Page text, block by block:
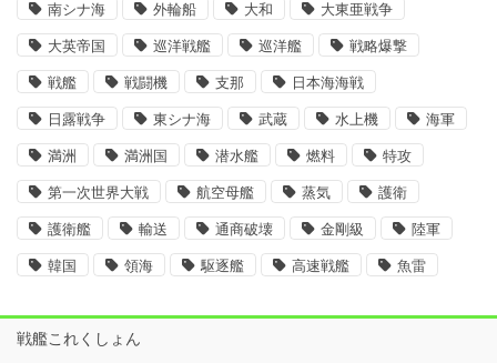
南シナ海 外輪船 大和 大東亜戦争
大英帝国 巡洋戦艦 巡洋艦 戦略爆撃
戦艦 戦闘機 支那 日本海海戦
日露戦争 東シナ海 武蔵 水上機 海軍
満洲 満洲国 潜水艦 燃料 特攻
第一次世界大戦 航空母艦 蒸気 護衛
護衛艦 輸送 通商破壊 金剛級 陸軍
韓国 領海 駆逐艦 高速戦艦 魚雷
戦艦これくしょん